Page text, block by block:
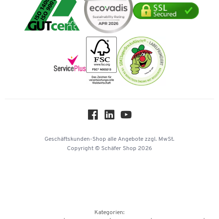
Verpacken & Versenden
Vertrag widerrufen
Impressum
Karriere
Mastercard
Vorkasse
Geschäftskunden-Shop alle Angebote zzgl. MwSt.
Copyright © Schäfer Shop 2026
Kategorien: